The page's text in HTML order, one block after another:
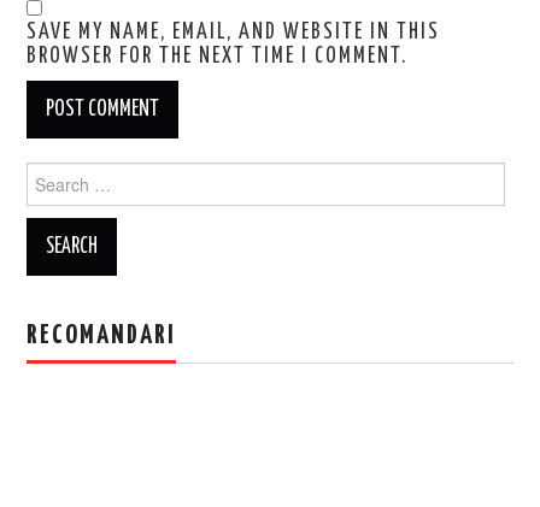
SAVE MY NAME, EMAIL, AND WEBSITE IN THIS
BROWSER FOR THE NEXT TIME I COMMENT.
Search
for:
RECOMANDARI